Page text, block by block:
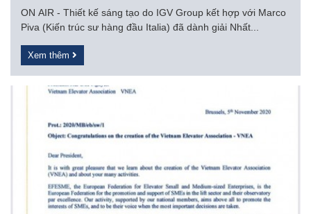
ON AIR - Thiết kế sáng tạo do IGV Group kết hợp với Marco
Piva (Kiến trúc sư hàng đầu Italia) đã dành giải Nhất...
Xem thêm